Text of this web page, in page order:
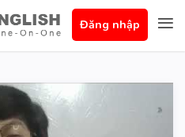
Đăng nhập